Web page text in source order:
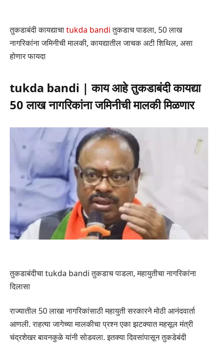
तुकडाबंदी कायद्याचाtukda bandiतुकडाच पाडला, 50 लाख
नागरिकांना जमिनीची मालकी, कायद्यातील जाचक अटी शिथिल, असा
होणार फायदा
tukda bandi | काय आहे तुकडाबंदी कायद्या
50 लाख नागरिकांना जमिनीची मालकी मिळणार
तुकडाबंदीचा tukda bandi तुकडाच पाडला, महायुतीचा नागरिकांना
दिलासा
राज्यातील 50 लाखा नागरिकांसाठी महायुती सरकारने मोठी आनंदवार्ता
आणली. राहत्या जागेच्या मालकीचा प्रश्न एका झटक्यात महसूल मंत्री
चंद्रशेखर बावनकुळे यांनी सोडवला. इतक्या दिवसांपासून तुकडेबंदी